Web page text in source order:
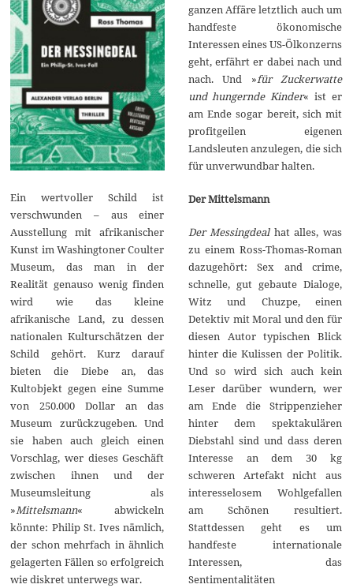
Ein wertvoller Schild ist
verschwunden – aus einer
Ausstellung mit afrikanischer
Kunst im Washingtoner Coulter
Museum, das man in der
Realität genauso wenig finden
wird wie das kleine
afrikanische Land, zu dessen
nationalen Kulturschätzen der
Schild gehört. Kurz darauf
bieten die Diebe an, das
Kultobjekt gegen eine Summe
von 250.000 Dollar an das
Museum zurückzugeben. Und
sie haben auch gleich einen
Vorschlag, wer dieses Geschäft
zwischen ihnen und der
Museumsleitung als
»Mittelsmann« abwickeln
könnte: Philip St. Ives nämlich,
der schon mehrfach in ähnlich
gelagerten Fällen so erfolgreich
wie diskret unterwegs war.
ganzen Affäre letztlich auch um
handfeste ökonomische
Interessen eines US-Ölkonzerns
geht, erfährt er dabei nach und
nach. Und »für Zuckerwatte
und hungernde Kinder« ist er
am Ende sogar bereit, sich mit
profitgeilen eigenen
Landsleuten anzulegen, die sich
für unverwundbar halten.
Der Mittelsmann
Der Messingdealhat alles, was
zu einem Ross-Thomas-Roman
dazugehört: Sex and crime,
schnelle, gut gebaute Dialoge,
Witz und Chuzpe, einen
Detektiv mit Moral und den für
diesen Autor typischen Blick
hinter die Kulissen der Politik.
Und so wird sich auch kein
Leser darüber wundern, wer
am Ende die Strippenzieher
hinter dem spektakulären
Diebstahl sind und dass deren
Interesse an dem 30 kg
schweren Artefakt nicht aus
interesselosem Wohlgefallen
am Schönen resultiert.
Stattdessen geht es um
handfeste internationale
Interessen, das
Sentimentalitäten